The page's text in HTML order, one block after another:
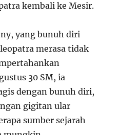
kembali ke Mesir.
yang bunuh diri
merasa tidak
30 SM, ia
dengan bunuh diri,
gigitan ular
sumber sejarah